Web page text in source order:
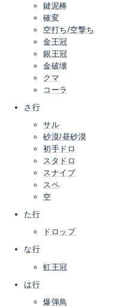
鍵泥棒
確変
空打ち/空撃ち
金王冠
銀王冠
金破壊
クマ
コーラ
さ行
サル
砂漠/昼砂漠
初手ドロ
スタドロ
スナイプ
スペ
空
た行
ドロップ
な行
虹王冠
は行
爆弾鳥